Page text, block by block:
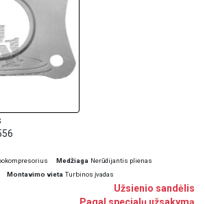
Medžiaga Nerūdijantis plienas
Montavimo vieta Turbinos įvadas
Užsienio sandėlis